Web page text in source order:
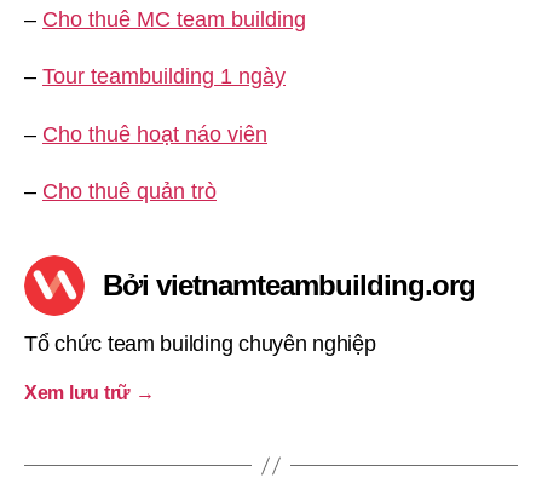
– Cho thuê MC team building
– Tour teambuilding 1 ngày
– Cho thuê hoạt náo viên
– Cho thuê quản trò
Bởi vietnamteambuilding.org
Tổ chức team building chuyên nghiệp
Xem lưu trữ →